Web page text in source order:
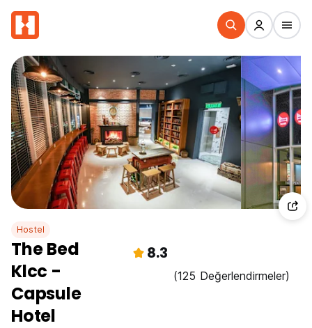
Hostel
The Bed
Klcc -
Capsule
Hotel
8.3
(125 Değerlendirmeler)